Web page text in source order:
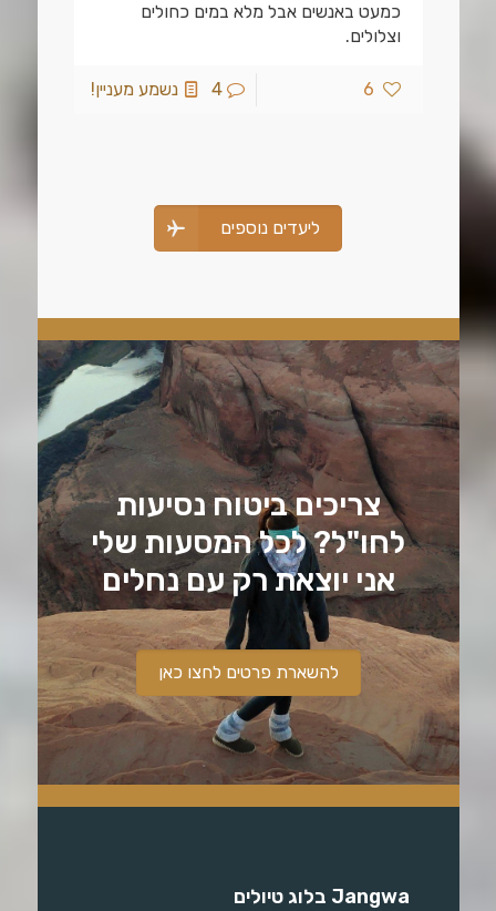
כמעט באנשים אבל מלא במים כחולים
וצלולים.
6
4 נשמע מעניין!
ליעדים נוספים
צריכים ביטוח נסיעות
לחו"ל? לכל המסעות שלי
אני יוצאת רק עם נחלים
להשארת פרטים לחצו כאן
Jangwa בלוג טיולים